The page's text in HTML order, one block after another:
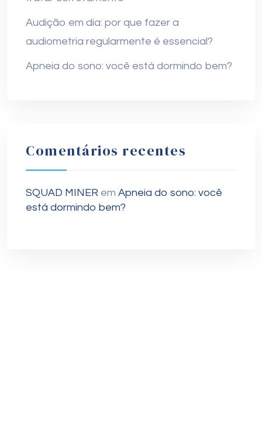
Audição em dia: por que fazer a
audiometria regularmente é essencial?
Apneia do sono: você está dormindo bem?
Comentários recentes
SQUAD MINER em Apneia do sono: você
está dormindo bem?